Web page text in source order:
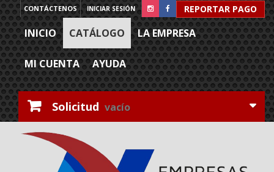
REPORTAR PAGO
INICIAR SESIÓN
CONTÁCTENOS
INICIO CATÁLOGO LA EMPRESA
MI CUENTA AYUDA
Solicitud vacío